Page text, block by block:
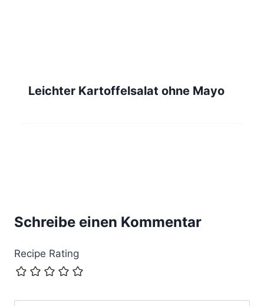
Leichter Kartoffelsalat ohne Mayo
Schreibe einen Kommentar
Recipe Rating